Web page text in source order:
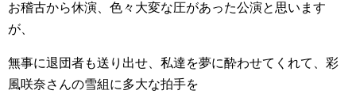
お稽古から休演、色々大変な圧があった公演と思います
が、
無事に退団者も送り出せ、私達を夢に酔わせてくれて、彩
風咲奈さんの雪組に多大な拍手を